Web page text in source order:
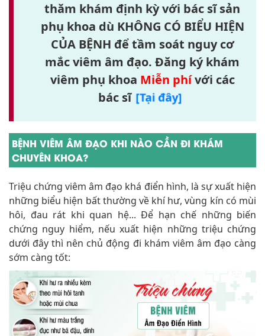
thăm khám định kỳ với bác sĩ sản
phụ khoa dù KHÔNG CÓ BIỂU HIỆN
CỦA BỆNH để tầm soát nguy cơ
mắc viêm âm đạo. Đăng ký khám
viêm phụ khoa Miễn phívới các
bác sĩ [Tại đây]
BỆNH VIÊM ÂM ĐẠO KHI NÀO CẦN ĐI KHÁM
CHUYÊN KHOA?
Triệu chứng viêm âm đạo khá điển hình, là sự xuất hiện
những biểu hiện bất thường về khí hư, vùng kín có mùi
hôi, đau rát khi quan hệ... Để hạn chế những biến
chứng nguy hiểm, nếu xuất hiện những triệu chứng
dưới đây thì nên chủ động đi khám viêm âm đạo càng
sớm càng tốt: